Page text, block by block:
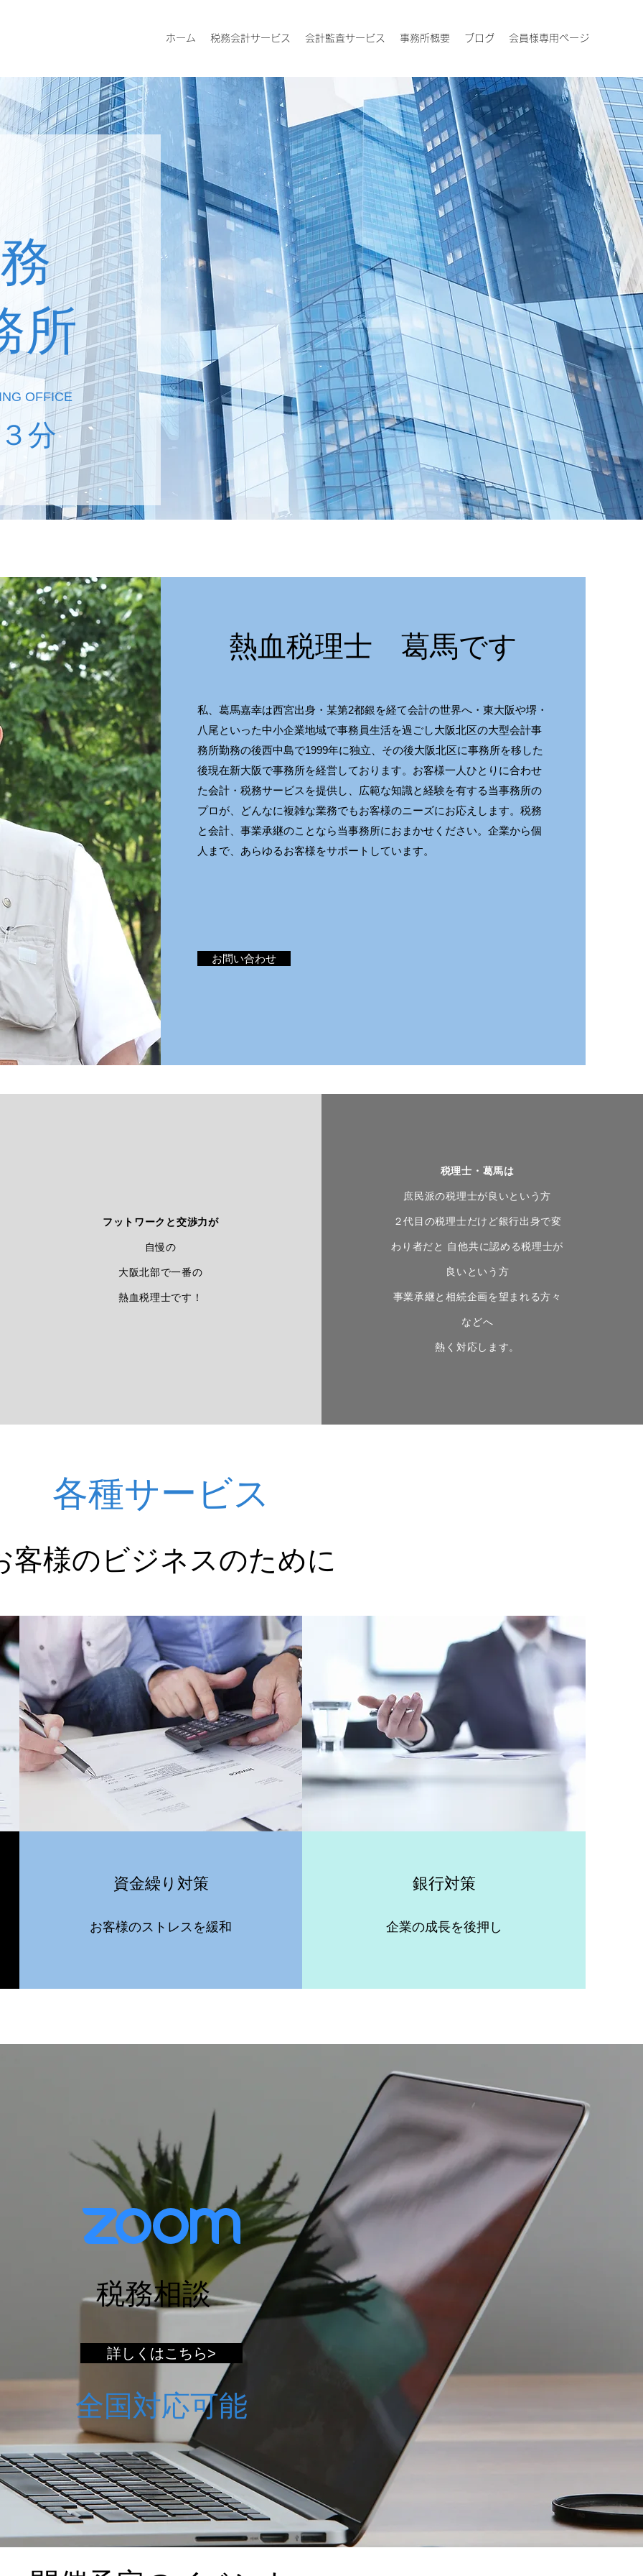
ホーム 税務会計サービス 会計監査サービス 事務所概要 ブログ 会員様専用ページ
所
OFFICE
分
熱血税理士 葛馬です
私、葛馬嘉幸は西宮出身・某第2都銀を経て会計の世界へ・東大阪や堺・
八尾といった中小企業地域で事務員生活を過ごし大阪北区の大型会計事
務所勤務の後西中島で1999年に独立、その後大阪北区に事務所を移した
後現在新大阪で事務所を経営しております。お客様一人ひとりに合わせ
た会計・税務サービスを提供し、広範な知識と経験を有する当事務所の
プロが、どんなに複雑な業務でもお客様のニーズにお応えします。税務
と会計、事業承継のことなら当事務所におまかせください。企業から個
人まで、あらゆるお客様をサポートしています。
お問い合わせ
フットワークと交渉力が
自慢の
大阪北部で一番の
熱血税理士です！
税理士・葛馬は
庶民派の税理士が良いという方
２代目の税理士だけど銀行出身で変
わり者だと 自他共に認める税理士が
良いという方
事業承継と相続企画を望まれる方々
などへ
​熱く対応します。
各種サービス
客様のビジネスのために
資金繰り対策
お客様のストレスを緩和
銀行対策
企業の成長を後押し
税務相談
詳しくはこちら>
全国対応可能